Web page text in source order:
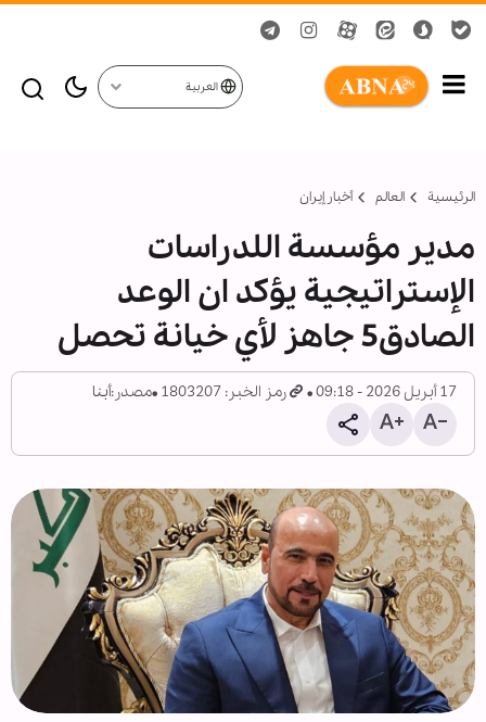
العربية
الرئيسية العالم أخبار إيران
مدير مؤسسة اللدراسات
الإستراتيجية يؤكد ان الوعد
الصادق5 جاهز لأي خيانة تحصل
17 أبريل 2026 - 09:18 رمز الخبر: 1803207 مصدر:أبنا